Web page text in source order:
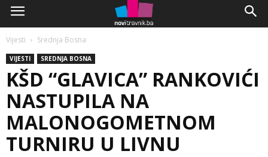
Vijesti Srednja Bosna
VIJESTI SREDNJA BOSNA
KŠD “GLAVICA” RANKOVIĆI
NASTUPILA NA
MALONOGOMETNOM
TURNIRU U LIVNU